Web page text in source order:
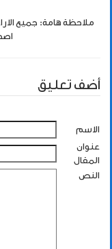
ملاحظة هامة: جميع
أضف تعليق
الاسم
عنوان
المقال
النص